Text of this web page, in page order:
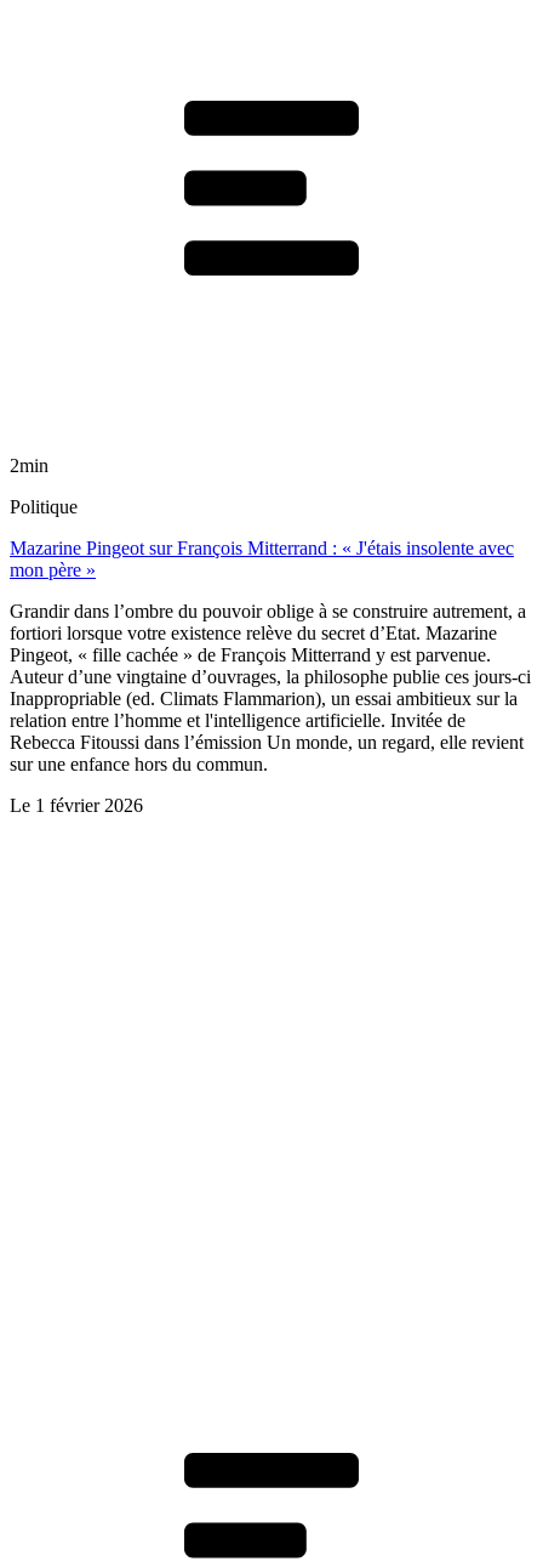
2min
Politique
Mazarine Pingeot sur François Mitterrand : « J'étais insolente avec
mon père »
Grandir dans l’ombre du pouvoir oblige à se construire autrement, a
fortiori lorsque votre existence relève du secret d’Etat. Mazarine
Pingeot, « fille cachée » de François Mitterrand y est parvenue.
Auteur d’une vingtaine d’ouvrages, la philosophe publie ces jours-ci
Inappropriable (ed. Climats Flammarion), un essai ambitieux sur la
relation entre l’homme et l'intelligence artificielle. Invitée de
Rebecca Fitoussi dans l’émission Un monde, un regard, elle revient
sur une enfance hors du commun.
Le 1 février 2026